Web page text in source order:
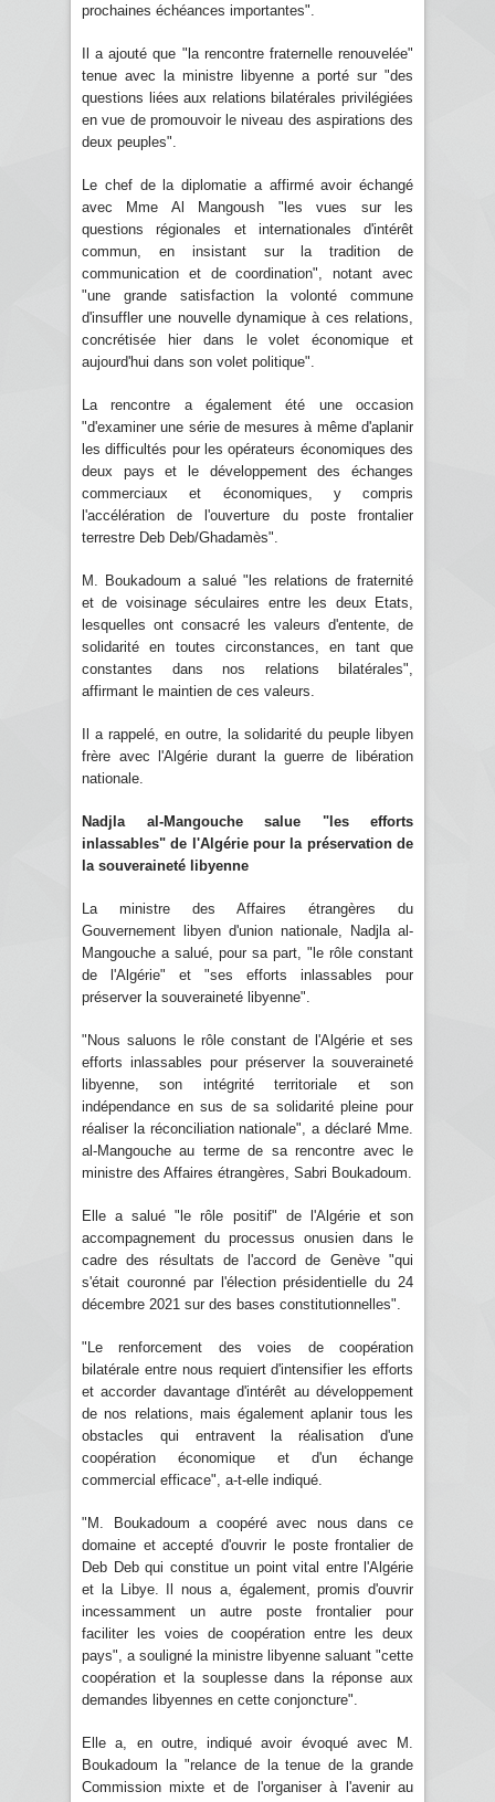
prochaines échéances importantes".
Il a ajouté que "la rencontre fraternelle renouvelée"
tenue avec la ministre libyenne a porté sur "des
questions liées aux relations bilatérales privilégiées
en vue de promouvoir le niveau des aspirations des
deux peuples".
Le chef de la diplomatie a affirmé avoir échangé
avec Mme Al Mangoush "les vues sur les
questions régionales et internationales d'intérêt
commun, en insistant sur la tradition de
communication et de coordination", notant avec
"une grande satisfaction la volonté commune
d'insuffler une nouvelle dynamique à ces relations,
concrétisée hier dans le volet économique et
aujourd'hui dans son volet politique".
La rencontre a également été une occasion
"d'examiner une série de mesures à même d'aplanir
les difficultés pour les opérateurs économiques des
deux pays et le développement des échanges
commerciaux et économiques, y compris
l'accélération de l'ouverture du poste frontalier
terrestre Deb Deb/Ghadamès".
M. Boukadoum a salué "les relations de fraternité
et de voisinage séculaires entre les deux Etats,
lesquelles ont consacré les valeurs d'entente, de
solidarité en toutes circonstances, en tant que
constantes dans nos relations bilatérales",
affirmant le maintien de ces valeurs.
Il a rappelé, en outre, la solidarité du peuple libyen
frère avec l'Algérie durant la guerre de libération
nationale.
Nadjla al-Mangouche salue "les efforts
inlassables" de l'Algérie pour la préservation de
la souveraineté libyenne
La ministre des Affaires étrangères du
Gouvernement libyen d'union nationale, Nadjla al-
Mangouche a salué, pour sa part, "le rôle constant
de l'Algérie" et "ses efforts inlassables pour
préserver la souveraineté libyenne".
"Nous saluons le rôle constant de l'Algérie et ses
efforts inlassables pour préserver la souveraineté
libyenne, son intégrité territoriale et son
indépendance en sus de sa solidarité pleine pour
réaliser la réconciliation nationale", a déclaré Mme.
al-Mangouche au terme de sa rencontre avec le
ministre des Affaires étrangères, Sabri Boukadoum.
Elle a salué "le rôle positif" de l'Algérie et son
accompagnement du processus onusien dans le
cadre des résultats de l'accord de Genève "qui
s'était couronné par l'élection présidentielle du 24
décembre 2021 sur des bases constitutionnelles".
"Le renforcement des voies de coopération
bilatérale entre nous requiert d'intensifier les efforts
et accorder davantage d'intérêt au développement
de nos relations, mais également aplanir tous les
obstacles qui entravent la réalisation d'une
coopération économique et d'un échange
commercial efficace", a-t-elle indiqué.
"M. Boukadoum a coopéré avec nous dans ce
domaine et accepté d'ouvrir le poste frontalier de
Deb Deb qui constitue un point vital entre l'Algérie
et la Libye. Il nous a, également, promis d'ouvrir
incessamment un autre poste frontalier pour
faciliter les voies de coopération entre les deux
pays", a souligné la ministre libyenne saluant "cette
coopération et la souplesse dans la réponse aux
demandes libyennes en cette conjoncture".
Elle a, en outre, indiqué avoir évoqué avec M.
Boukadoum la "relance de la tenue de la grande
Commission mixte et de l'organiser à l'avenir au